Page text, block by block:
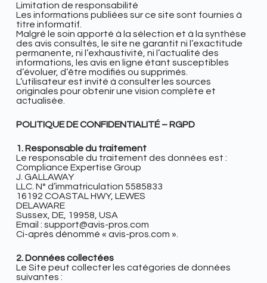
Limitation de responsabilité
Les informations publiées sur ce site sont fournies à
titre informatif.
Malgré le soin apporté à la sélection et à la synthèse
des avis consultés, le site ne garantit ni l’exactitude
permanente, ni l’exhaustivité, ni l’actualité des
informations, les avis en ligne étant susceptibles
d’évoluer, d’être modifiés ou supprimés.
L’utilisateur est invité à consulter les sources
originales pour obtenir une vision complète et
actualisée.
POLITIQUE DE CONFIDENTIALITÉ – RGPD
1. Responsable du traitement
Le responsable du traitement des données est :
Compliance Expertise Group
J. GALLAWAY
LLC. N° d’immatriculation 5585833
16192 COASTAL HWY, LEWES
DELAWARE
Sussex, DE, 19958, USA
Email : support@avis-pros.com
Ci-après dénommé « avis-pros.com ».
2. Données collectées
Le Site peut collecter les catégories de données
suivantes :